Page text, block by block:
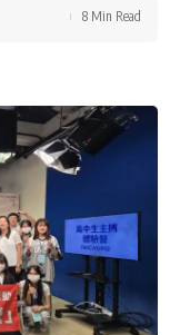
8 Min Read